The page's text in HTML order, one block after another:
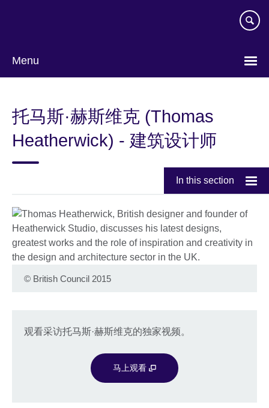
Menu
language
托马斯·赫斯维克 (Thomas
Heatherwick) - 建筑设计师
In this section
© British Council 2015
观看采访托马斯·赫斯维克的独家视频。
马上观看